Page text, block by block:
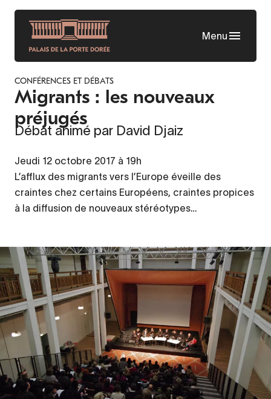
Aller
contenu
principal
Menu
CONFÉRENCES ET DÉBATS
Migrants : les nouveaux
préjugés
Débat animé par David Djaiz
Jeudi 12 octobre 2017 à 19h
L’afflux des migrants vers l’Europe éveille des
craintes chez certains Européens, craintes propices
à la diffusion de nouveaux stéréotypes…